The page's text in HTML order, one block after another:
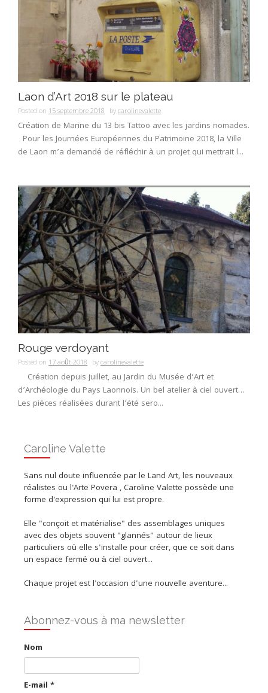
Laon d’Art 2018 sur le plateau
Posted on 15 septembre 2018 bycarolinevalette
Création de Marine du 13 bis Tattoo avec les jardins nomades.
Pour les Journées Européennes du Patrimoine 2018, la Ville
de Laon m’a demandé de réfléchir à un projet qui mettrait l...
Rouge verdoyant
Posted on 17 août 2018 bycarolinevalette
Création depuis juillet, au Jardin du Musée d’Art et
d’Archéologie du Pays Laonnois. Un bel atelier à ciel ouvert…
Les pièces réalisées durant l’été sero...
Caroline Valette
Sans nul doute influencée par le Land Art, les nouveaux
réalistes ou l'Arte Povera , Caroline Valette possède une
forme d'expression qui lui est propre.
Elle "conçoit et matérialise" des assemblages uniques
avec des objets souvent "glannés" autour de lieux
particuliers où elle s'installe pour créer, que ce soit dans
un espace fermé ou à ciel ouvert...
Chaque projet est l'occasion d'une nouvelle aventure...
Abonnez-vous à ma newsletter
Nom
E-mail *